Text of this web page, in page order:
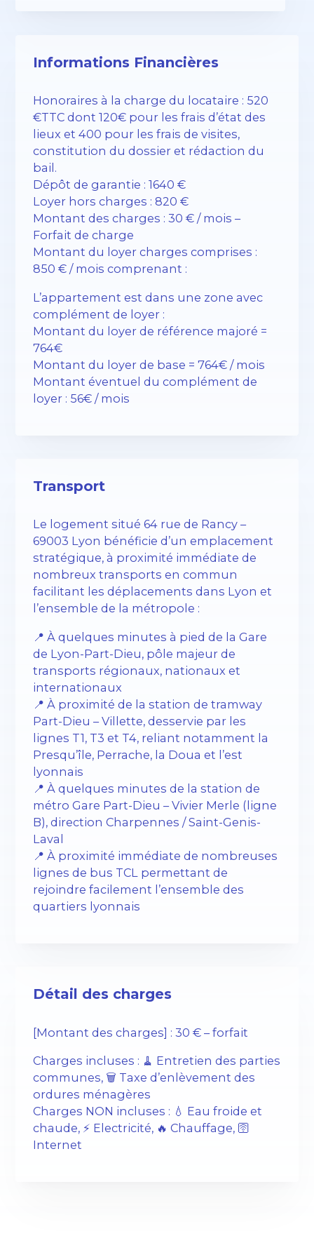
Informations Financières
Honoraires à la charge du locataire : 520
€TTC dont 120€ pour les frais d’état des
lieux et 400 pour les frais de visites,
constitution du dossier et rédaction du
bail.
Dépôt de garantie : 1640 €
Loyer hors charges : 820 €
Montant des charges : 30 € / mois –
Forfait de charge
Montant du loyer charges comprises :
850 € / mois comprenant :
L’appartement est dans une zone avec
complément de loyer :
Montant du loyer de référence majoré =
764€
Montant du loyer de base = 764€ / mois
Montant éventuel du complément de
loyer : 56€ / mois
Transport
Le logement situé 64 rue de Rancy –
69003 Lyon bénéficie d’un emplacement
stratégique, à proximité immédiate de
nombreux transports en commun
facilitant les déplacements dans Lyon et
l’ensemble de la métropole :
📍 À quelques minutes à pied de la Gare
de Lyon-Part-Dieu, pôle majeur de
transports régionaux, nationaux et
internationaux
📍 À proximité de la station de tramway
Part-Dieu – Villette, desservie par les
lignes T1, T3 et T4, reliant notamment la
Presqu’île, Perrache, la Doua et l’est
lyonnais
📍 À quelques minutes de la station de
métro Gare Part-Dieu – Vivier Merle (ligne
B), direction Charpennes / Saint-Genis-
Laval
📍 À proximité immédiate de nombreuses
lignes de bus TCL permettant de
rejoindre facilement l’ensemble des
quartiers lyonnais
Détail des charges
[Montant des charges] : 30 € – forfait
Charges incluses : 🧹 Entretien des parties
communes, 🗑️ Taxe d’enlèvement des
ordures ménagères
Charges NON incluses : 💧 Eau froide et
chaude, ⚡️ Electricité, 🔥 Chauffage, 🛜
Internet